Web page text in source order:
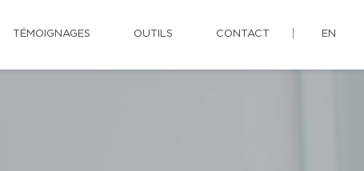
TÉMOIGNAGES OUTILS CONTACT EN